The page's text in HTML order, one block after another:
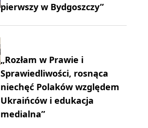
pierwszy w Bydgoszczy”
„Rozłam w Prawie i
Sprawiedliwości, rosnąca
niechęć Polaków względem
Ukraińców i edukacja
medialna”